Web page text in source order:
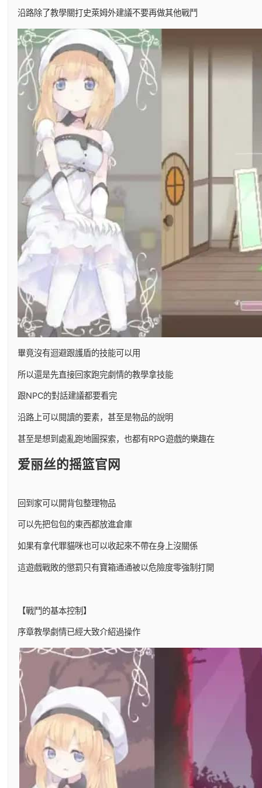
沿路除了教學關打史萊姆外建議不要再做其他戰鬥
畢竟沒有迴避跟護盾的技能可以用
所以還是先直接回家跑完劇情的教學拿技能
跟NPC的對話建議都要看完
沿路上可以閱讀的要素，甚至是物品的說明
甚至是想到處亂跑地圖探索，也都有RPG遊戲的樂趣在
爱丽丝的摇篮官网
回到家可以開背包整理物品
可以先把包包的東西都放進倉庫
如果有拿代罪貓咪也可以收起來不帶在身上沒關係
這遊戲戰敗的懲罰只有寶箱通通被以危險度零強制打開
【戰鬥的基本控制】
序章教學劇情已經大致介紹過操作